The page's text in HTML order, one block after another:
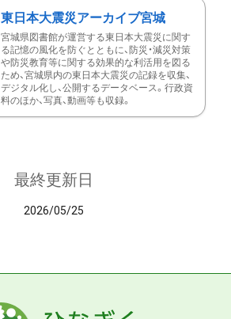
東日本大震災アーカイブ宮城
宮城県図書館が運営する東日本大震災に関す
る記憶の風化を防ぐとともに、防災・減災対策
や防災教育等に関する効果的な利活用を図る
ため、宮城県内の東日本大震災の記録を収集、
デジタル化し、公開するデータベース。行政資
料のほか、写真、動画等も収録。
最終更新日
2026/05/25